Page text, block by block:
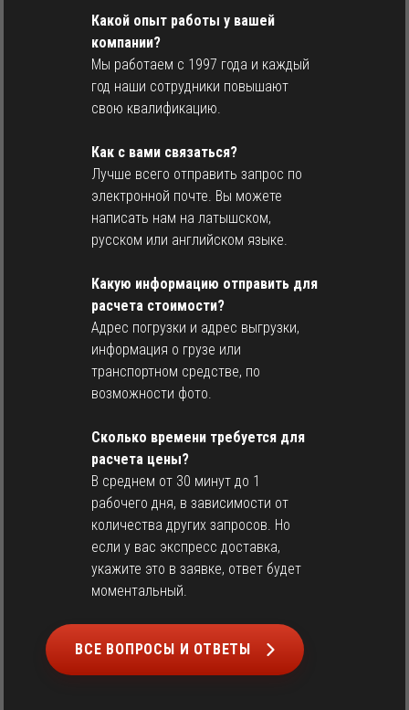
Какой опыт работы у вашей
компании?
Мы работаем с 1997 года и каждый
год наши сотрудники повышают
свою квалификацию.
Как с вами связаться?
Лучше всего отправить запрос по
электронной почте. Вы можете
написать нам на латышском,
русском или английском языке.
Какую информацию отправить для
расчета стоимости?
Адрес погрузки и адрес выгрузки,
информация о грузе или
транспортном средстве, по
возможности фото.
Сколько времени требуется для
расчета цены?
В среднем от 30 минут до 1
рабочего дня, в зависимости от
количества других запросов. Но
если у вас экспресс доставка,
укажите это в заявке, ответ будет
моментальный.
ВСЕ ВОПРОСЫ И ОТВЕТЫ